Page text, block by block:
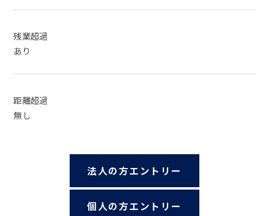
残業超過
あり
距離超過
無し
法人の方エントリー
個人の方エントリー